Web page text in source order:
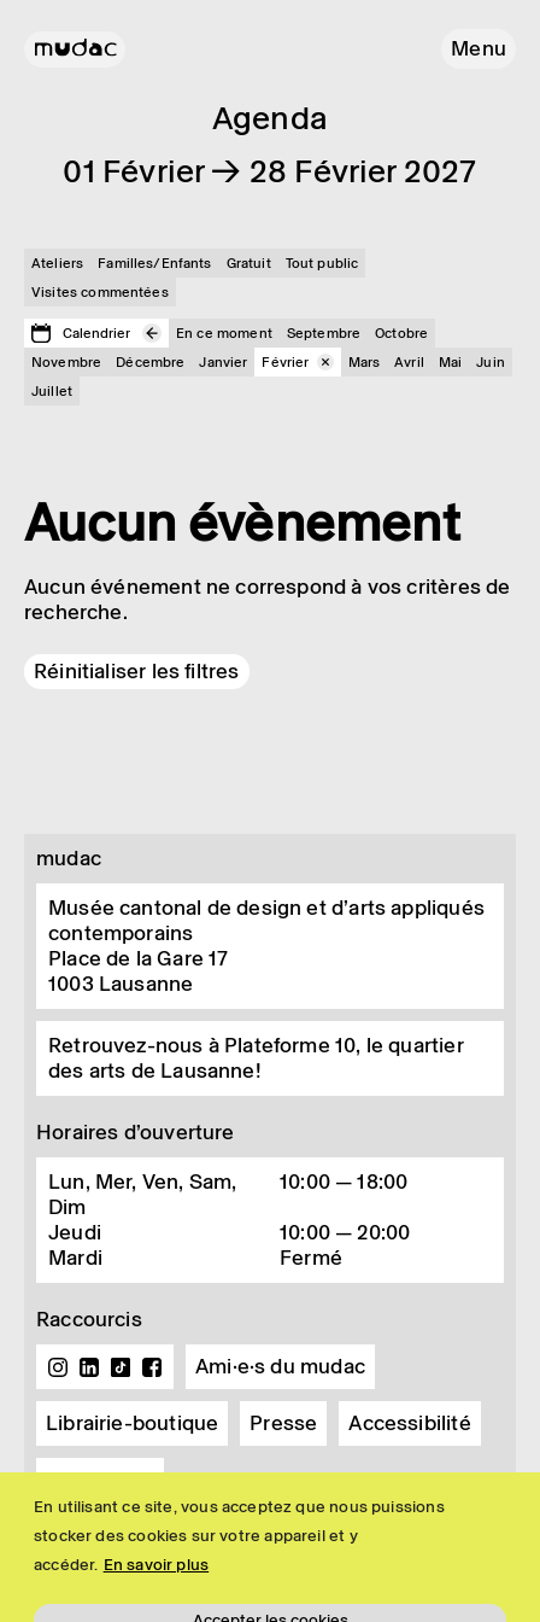
En utilisant ce site, vous acceptez que nous puissions
stocker des cookies sur votre appareil et y
accéder. En savoir plus
Menu
Agenda
01 Février → 28 Février 2027
Ateliers Familles/Enfants Gratuit
Tout public
Visites commentées
Calendrier En ce moment Septembre
Octobre
Novembre
Décembre Janvier Février Mars Avril Mai
Juin
Juillet
Aucun évènement
Aucun événement ne correspond à vos critères de
recherche.
Réinitialiser les filtres
mudac
Musée cantonal de design et d’arts appliqués
contemporains
Place de la Gare 17
1003 Lausanne
Retrouvez-nous à Plateforme 10, le quartier
des arts de Lausanne!
Horaires d’ouverture
Lun, Mer, Ven, Sam,
Dim
10:00 — 18:00
Jeudi
10:00 — 20:00
Mardi
Fermé
Raccourcis
Ami·e·s du mudac
Librairie-boutique Presse Accessibilité
Newsletter